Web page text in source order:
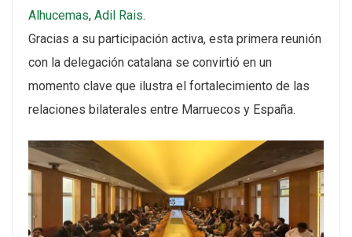
Alhucemas, Adil Rais.
Gracias a su participación activa, esta primera reunión
con la delegación catalana se convirtió en un
momento clave que ilustra el fortalecimiento de las
relaciones bilaterales entre Marruecos y España.